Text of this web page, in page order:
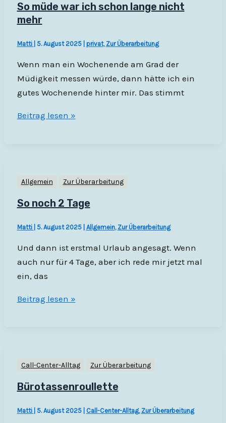
So müde war ich schon lange nicht
mehr
Matti 5. August 2025 privat, Zur Überarbeitung
Wenn man ein Wochenende am Grad der
Müdigkeit messen würde, dann hätte ich ein
gutes Wochenende hinter mir. Das stimmt
So
lange
nicht
Beitrag lesen »
Allgemein Zur Überarbeitung
So noch 2 Tage
Matti 5. August 2025 Allgemein, Zur Überarbeitung
Und dann ist erstmal Urlaub angesagt. Wenn
auch nur für 4 Tage, aber ich rede mir jetzt mal
ein, das
So
Beitrag lesen »
Call-Center-Alltag Zur Überarbeitung
Bürotassenroullette
Matti 5. August 2025 Call-Center-Alltag, Zur Überarbeitung